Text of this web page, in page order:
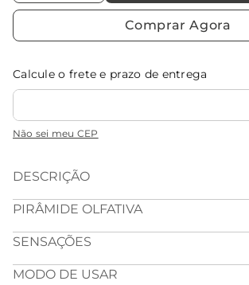
Comprar Agora
Calcule o frete e prazo de entrega
Não sei meu CEP
DESCRIÇÃO
PIRÂMIDE OLFATIVA
SENSAÇÕES
MODO DE USAR